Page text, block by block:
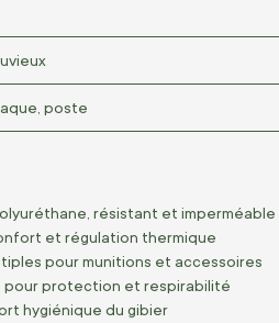
poste
résistant et imperméable
et régulation thermique
pour munitions et accessoires
pour protection et respirabilité
hygiénique du gibier